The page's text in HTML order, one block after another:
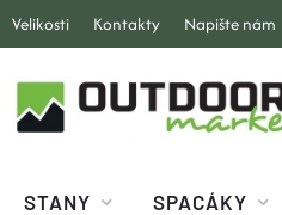
Přejít
na
obsah
Velikosti Kontakty Napište nám
STANY SPACÁKY